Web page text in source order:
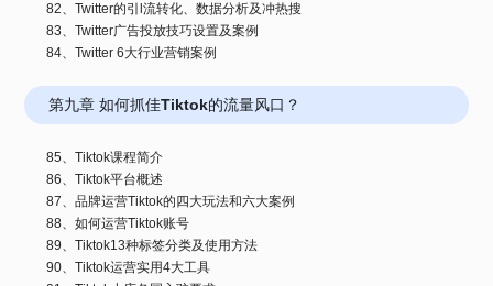
82、Twitter的引l流转化、数据分析及冲热搜
83、Twitter广告投放技巧设置及案例
84、Twitter 6大行业营销案例
第九章 如何抓佳Tiktok的流量风口？
85、Tiktok课程简介
86、Tiktok平台概述
87、品牌运营Tiktok的四大玩法和六大案例
88、如何运营Tiktok账号
89、Tiktok13种标签分类及使用方法
90、Tiktok运营实用4大工具